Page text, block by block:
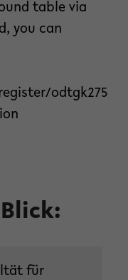
table via
you can
odtgk275
für